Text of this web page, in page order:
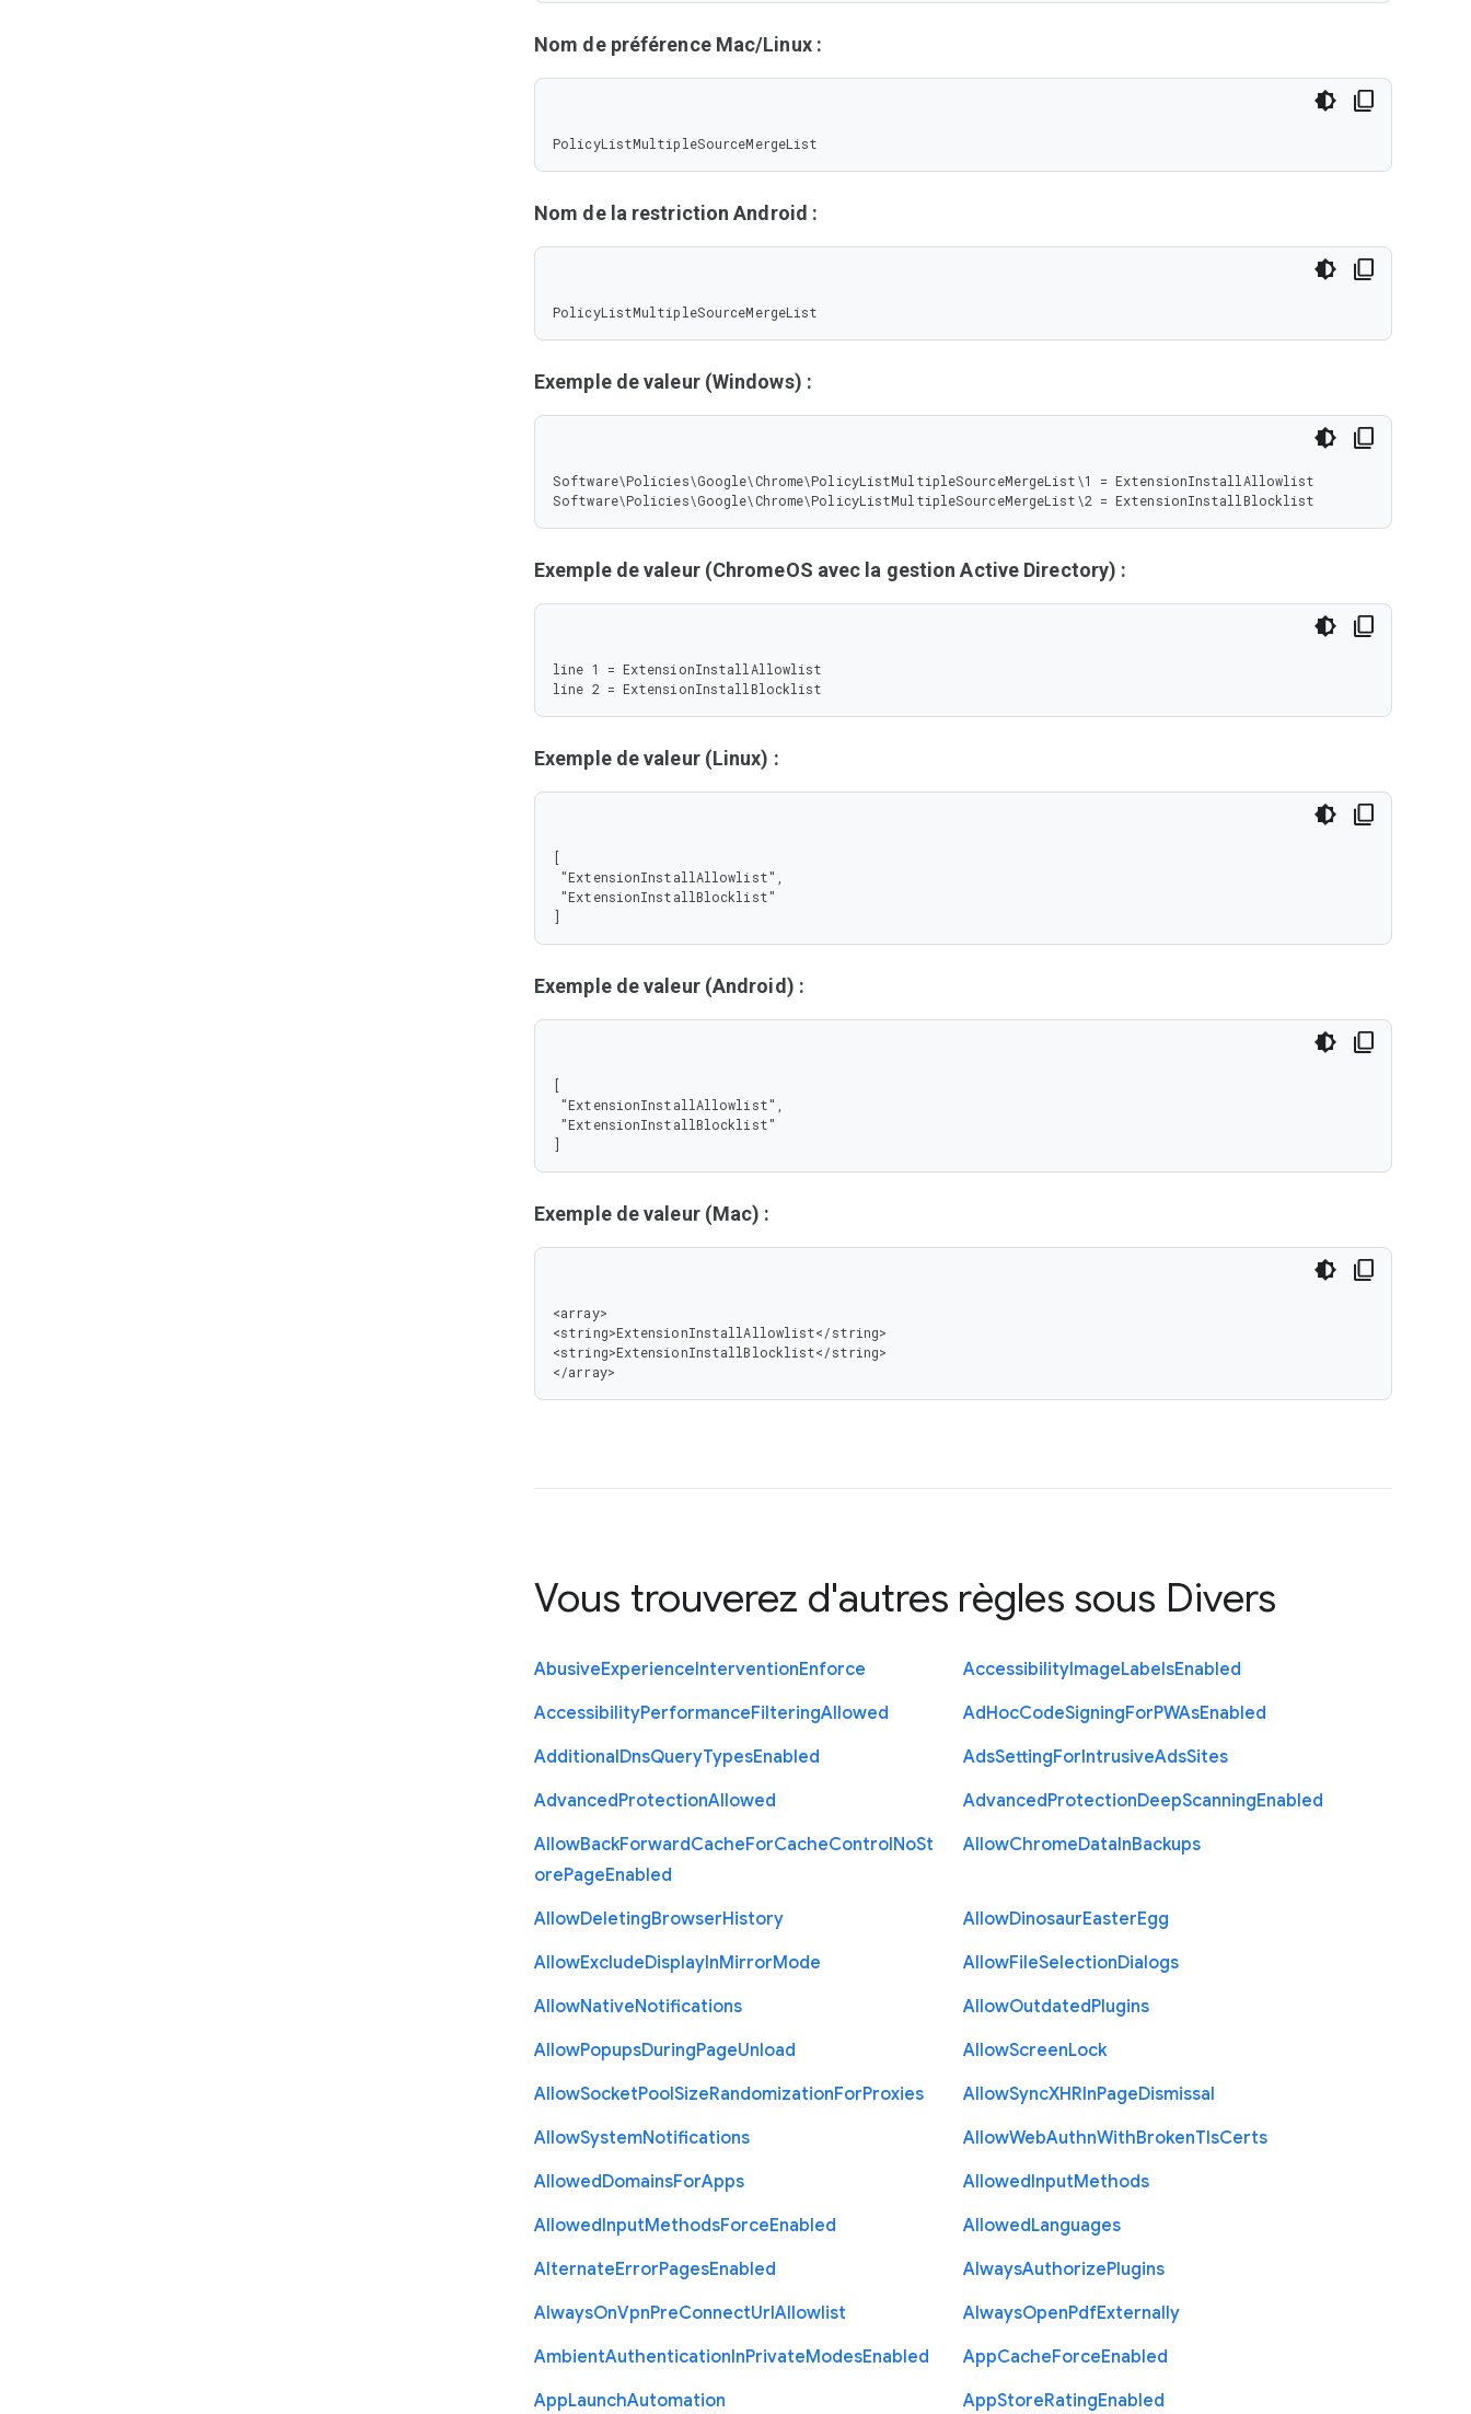
Nom de préférence Mac/Linux :
PolicyListMultipleSourceMergeList
Nom de la restriction Android :
PolicyListMultipleSourceMergeList
Exemple de valeur (Windows) :
Software\Policies\Google\Chrome\PolicyListMultipleSourceMergeList\1 = ExtensionInstallAllowlist
Software\Policies\Google\Chrome\PolicyListMultipleSourceMergeList\2 = ExtensionInstallBlocklist
Exemple de valeur (ChromeOS avec la gestion Active Directory) :
line 1 = ExtensionInstallAllowlist
line 2 = ExtensionInstallBlocklist
Exemple de valeur (Linux) :
[
]
Exemple de valeur (Android) :
[
]
Exemple de valeur (Mac) :
<array>
<string>ExtensionInstallAllowlist</string>
<string>ExtensionInstallBlocklist</string>
</array>
Vous trouverez d'autres règles sous Divers
AbusiveExperienceInterventionEnforce AccessibilityImageLabelsEnabled
AccessibilityPerformanceFilteringAllowed AdHocCodeSigningForPWAsEnabled
AdditionalDnsQueryTypesEnabled AdsSettingForIntrusiveAdsSites
AdvancedProtectionAllowed AdvancedProtectionDeepScanningEnabled
AllowBackForwardCacheForCacheControlNoSt
orePageEnabled
AllowChromeDataInBackups
AllowDeletingBrowserHistory AllowDinosaurEasterEgg
AllowExcludeDisplayInMirrorMode AllowFileSelectionDialogs
AllowNativeNotifications AllowOutdatedPlugins
AllowPopupsDuringPageUnload AllowScreenLock
AllowSocketPoolSizeRandomizationForProxies AllowSyncXHRInPageDismissal
AllowSystemNotifications AllowWebAuthnWithBrokenTlsCerts
AllowedDomainsForApps AllowedInputMethods
AllowedInputMethodsForceEnabled AllowedLanguages
AlternateErrorPagesEnabled AlwaysAuthorizePlugins
AlwaysOnVpnPreConnectUrlAllowlist AlwaysOpenPdfExternally
AmbientAuthenticationInPrivateModesEnabled AppCacheForceEnabled
AppLaunchAutomation AppStoreRatingEnabled